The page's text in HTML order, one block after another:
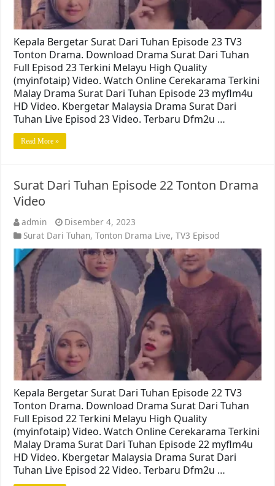
Kepala Bergetar Surat Dari Tuhan Episode 23 TV3
Tonton Drama. Download Drama Surat Dari Tuhan
Full Episod 23 Terkini Melayu High Quality
(myinfotaip) Video. Watch Online Cerekarama Terkini
Malay Drama Surat Dari Tuhan Episode 23 myflm4u
HD Video. Kbergetar Malaysia Drama Surat Dari
Tuhan Live Episod 23 Video. Terbaru Dfm2u …
Read More »
Surat Dari Tuhan Episode 22 Tonton Drama
Video
admin
Disember 4, 2023
Surat Dari Tuhan,Tonton Drama Live,TV3 Episod
Kepala Bergetar Surat Dari Tuhan Episode 22 TV3
Tonton Drama. Download Drama Surat Dari Tuhan
Full Episod 22 Terkini Melayu High Quality
(myinfotaip) Video. Watch Online Cerekarama Terkini
Malay Drama Surat Dari Tuhan Episode 22 myflm4u
HD Video. Kbergetar Malaysia Drama Surat Dari
Tuhan Live Episod 22 Video. Terbaru Dfm2u …